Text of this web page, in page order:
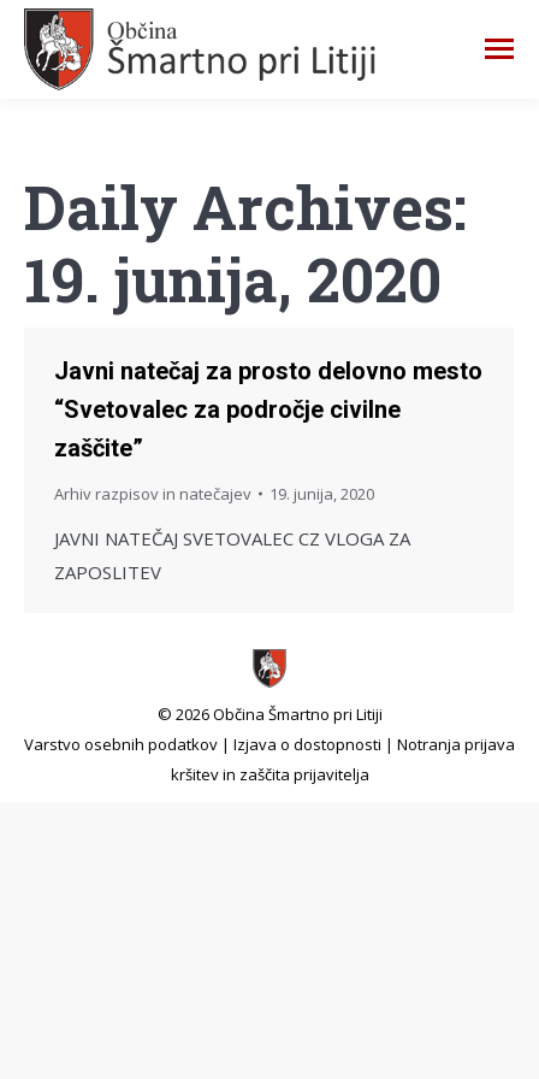
Daily Archives:
19. junija, 2020
Javni natečaj za prosto delovno mesto
“Svetovalec za področje civilne
zaščite”
Arhiv razpisov in natečajev 19. junija, 2020
JAVNI NATEČAJ SVETOVALEC CZ VLOGA ZA
ZAPOSLITEV
© 2026 Občina Šmartno pri Litiji
Varstvo osebnih podatkov | Izjava o dostopnosti | Notranja prijava
kršitev in zaščita prijavitelja